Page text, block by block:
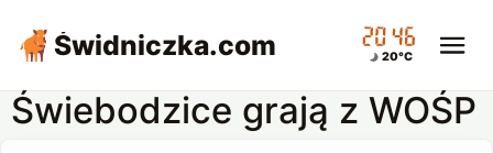
Świdniczka.com 20:46
20°C
Świebodzice grają z WOŚP